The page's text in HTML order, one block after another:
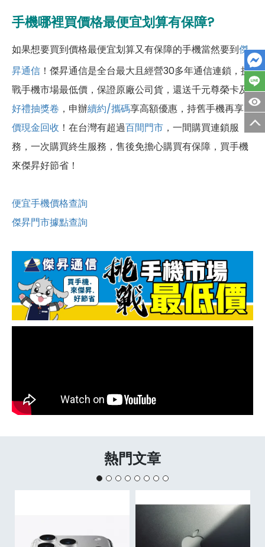
手機哪裡買價格最便宜划算有保障?
如果想要買到價格最便宜划算又有保障的手機當然要到傑
昇通信 ！傑昇通信是全台最大且經營30多年通信連鎖，挑
戰手機市場最低價，保證原廠公司貨，還送千元尊榮卡及
好禮抽獎卷 ，申辦續約/攜碼享高額優惠，持舊手機再享高
價現金回收 ！ 在台灣有超過百間門市 ，一間購買連鎖服
務，一次購買終生服務，售後免擔心購買有保障，買手機
來傑昇好節省！
便宜手機價格查詢
傑昇門市據點查詢
熱門文章